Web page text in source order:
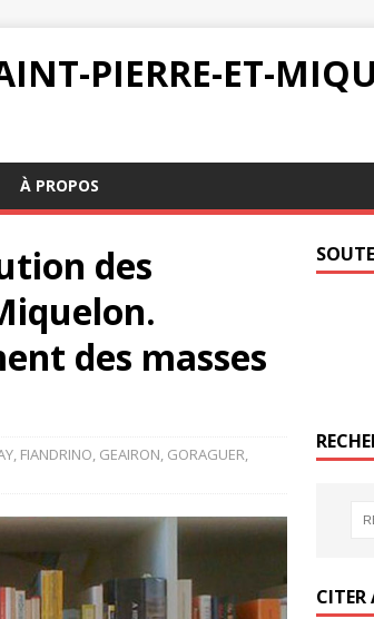
PIERRE-ET-
À PROPOS
des
des masses
, FIANDRINO, GEAIRON, GORAGUER,